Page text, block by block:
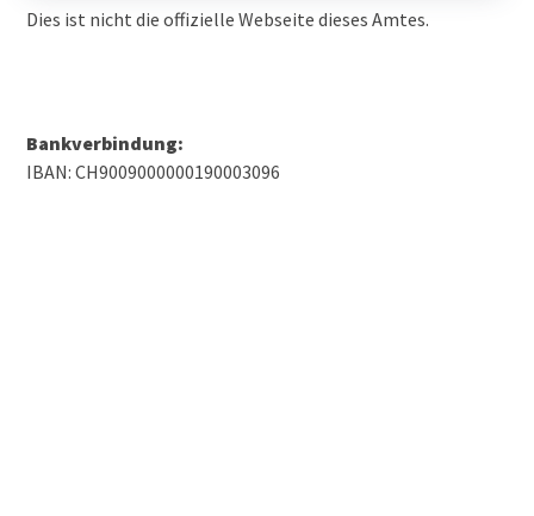
Dies ist nicht die offizielle Webseite dieses Amtes.
Bankverbindung:
IBAN: CH9009000000190003096